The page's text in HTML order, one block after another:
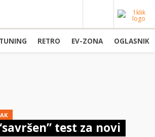
TUNING RETRO EV-ZONA OGLASNIK
test za novi